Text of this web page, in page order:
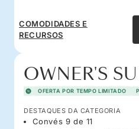
COMODIDADES E
RECURSOS
OWNER'S
OFERTA POR TEMPO LIMITADO
DESTAQUES DA CATEGORIA
Convés 9 de 11